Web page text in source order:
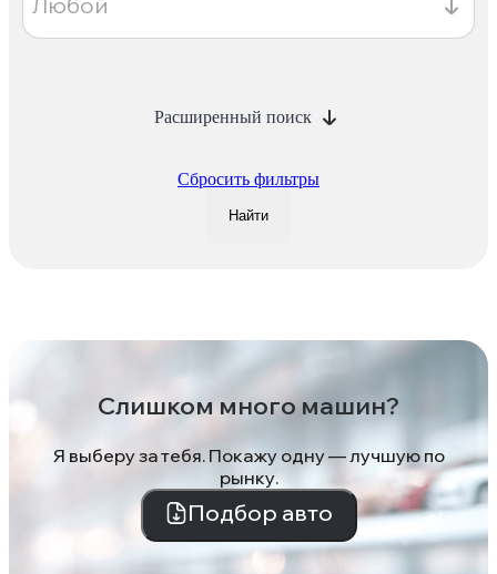
Расширенный поиск
Сбросить фильтры
Найти
Слишком много машин?
Я выберу за тебя. Покажу одну — лучшую по
рынку.
Подбор авто